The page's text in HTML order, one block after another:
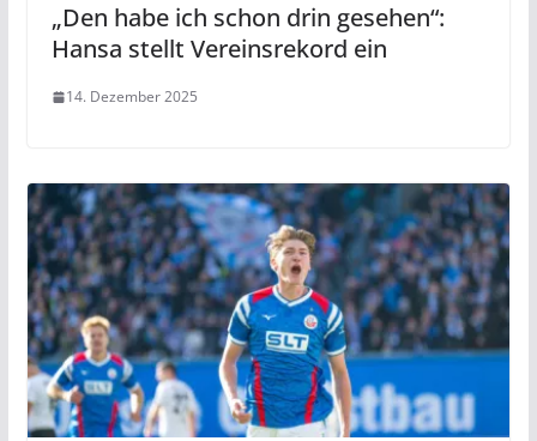
„Den habe ich schon drin gesehen“:
Hansa stellt Vereinsrekord ein
14. Dezember 2025